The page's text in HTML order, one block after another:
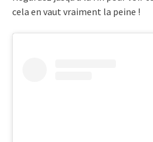
cela en vaut vraiment la peine !